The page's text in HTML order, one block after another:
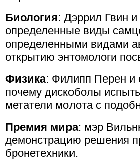
Биология: Дэррил Гвин
определенные виды
определенными видами
открытию энтомологи
Физика: Филипп Перен и
почему дискоболы
метатели молота с
Премия мира: мэр
демонстрацию решения
бронетехники.